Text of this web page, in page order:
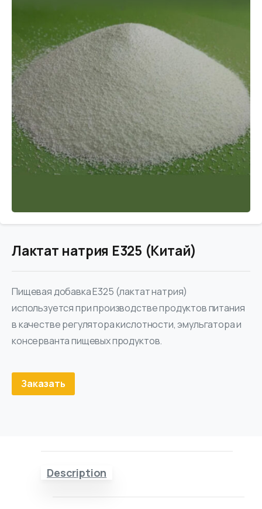
Лактат натрия E325 (Китай)
Пищевая добавка Е325 (лактат натрия)
используется при производстве продуктов питания
в качестве регулятора кислотности, эмульгатора и
консерванта пищевых продуктов.
Заказать
Description